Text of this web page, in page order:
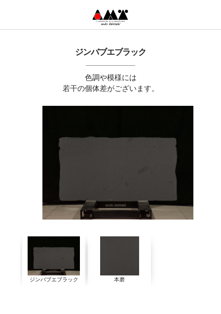
ジンバブエブラック
色調や模様には
若干の個体差がございます。
ジンバブエブラック 本磨